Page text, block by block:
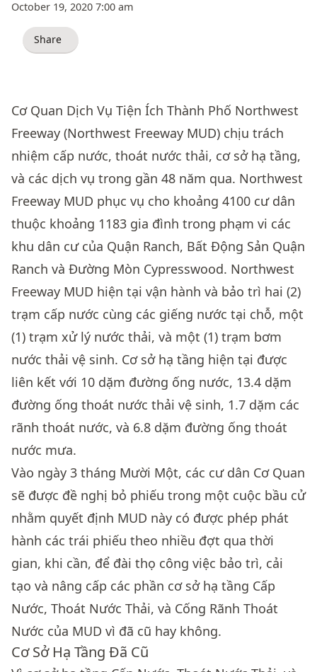
October 19, 2020 7:00 am
Share
Cơ Quan Dịch Vụ Tiện Ích Thành Phố Northwest
Freeway (Northwest Freeway MUD) chịu trách
nhiệm cấp nước, thoát nước thải, cơ sở hạ tầng,
và các dịch vụ trong gần 48 năm qua. Northwest
Freeway MUD phục vụ cho khoảng 4100 cư dân
thuộc khoảng 1183 gia đình trong phạm vi các
khu dân cư của Quận Ranch, Bất Động Sản Quận
Ranch và Đường Mòn Cypresswood. Northwest
Freeway MUD hiện tại vận hành và bảo trì hai (2)
trạm cấp nước cùng các giếng nước tại chỗ, một
(1) trạm xử lý nước thải, và một (1) trạm bơm
nước thải vệ sinh. Cơ sở hạ tầng hiện tại được
liên kết với 10 dặm đường ống nước, 13.4 dặm
đường ống thoát nước thải vệ sinh, 1.7 dặm các
rãnh thoát nước, và 6.8 dặm đường ống thoát
nước mưa.
Vào ngày 3 tháng Mười Một, các cư dân Cơ Quan
sẽ được đề nghị bỏ phiếu trong một cuộc bầu cử
nhằm quyết định MUD này có được phép phát
hành các trái phiếu theo nhiều đợt qua thời
gian, khi cần, để đài thọ công việc bảo trì, cải
tạo và nâng cấp các phần cơ sở hạ tầng Cấp
Nước, Thoát Nước Thải, và Cống Rãnh Thoát
Nước của MUD vì đã cũ hay không.
Cơ Sở Hạ Tầng Đã Cũ